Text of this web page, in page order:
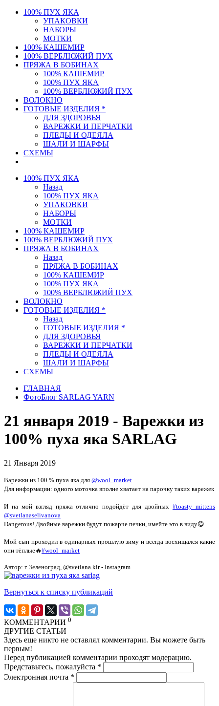
100% ПУХ ЯКА
УПАКОВКИ
НАБОРЫ
МОТКИ
100% КАШЕМИР
100% ВЕРБЛЮЖИЙ ПУХ
ПРЯЖА В БОБИНАХ
100% КАШЕМИР
100% ПУХ ЯКА
100% ВЕРБЛЮЖИЙ ПУХ
ВОЛОКНО
ГОТОВЫЕ ИЗДЕЛИЯ *
ДЛЯ ЗДОРОВЬЯ
ВАРЕЖКИ И ПЕРЧАТКИ
ПЛЕДЫ И ОДЕЯЛА
ШАЛИ И ШАРФЫ
СХЕМЫ
100% ПУХ ЯКА
Назад
100% ПУХ ЯКА
УПАКОВКИ
НАБОРЫ
МОТКИ
100% КАШЕМИР
100% ВЕРБЛЮЖИЙ ПУХ
ПРЯЖА В БОБИНАХ
Назад
ПРЯЖА В БОБИНАХ
100% КАШЕМИР
100% ПУХ ЯКА
100% ВЕРБЛЮЖИЙ ПУХ
ВОЛОКНО
ГОТОВЫЕ ИЗДЕЛИЯ *
Назад
ГОТОВЫЕ ИЗДЕЛИЯ *
ДЛЯ ЗДОРОВЬЯ
ВАРЕЖКИ И ПЕРЧАТКИ
ПЛЕДЫ И ОДЕЯЛА
ШАЛИ И ШАРФЫ
СХЕМЫ
ГЛАВНАЯ
ФотоБлог SARLAG YARN
21 января 2019 - Варежки из
100% пуха яка SARLAG
21 Января 2019
Варежки из 100 % пуха яка для @wool_market
Для информации: одного моточка вполне хватает на парочку таких варежек
И на мой взгляд пряжа отлично подойдёт для двойных #toasty_mittens
@svetlanaselivanova
Dangerous! Двойные варежки будут пожарче печки, имейте это в виду😋
Мой сын проходил в одинарных прошлую зиму и всегда восхищался какие
они тёплые🔥#wool_market
Автор: г. Зеленоград, @svetlana.kir - Instagram
Вернуться к списку публикаций
КОММЕНТАРИИ 0
ДРУГИЕ СТАТЬИ
Здесь еще никто не оставлял комментарии. Вы можете быть
первым!
Перед публикацией комментарии проходят модерацию.
Представьтесь, пожалуйста *
Электронная почта *